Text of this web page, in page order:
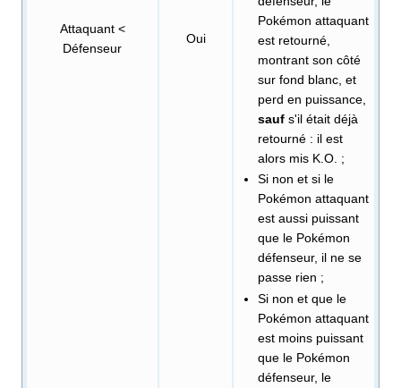
Attaquant <
Défenseur
Oui
Pokémon attaquant
est retourné,
montrant son côté
sur fond blanc, et
perd en puissance,
sauf s'il était déjà
retourné : il est
alors mis K.O. ;
Si non et si le
Pokémon attaquant
est aussi puissant
que le Pokémon
défenseur, il ne se
passe rien ;
Si non et que le
Pokémon attaquant
est moins puissant
que le Pokémon
défenseur, le